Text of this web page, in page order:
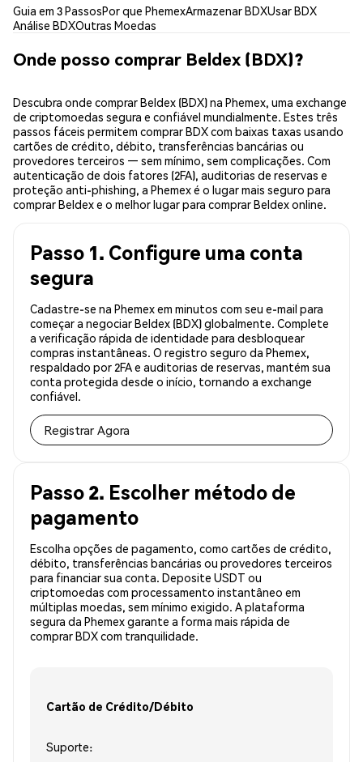
Guia em 3 PassosPor que PhemexArmazenar BDXUsar BDX
Análise BDXOutras Moedas
Onde posso comprar Beldex (BDX)?
Descubra onde comprar Beldex (BDX) na Phemex, uma exchange
de criptomoedas segura e confiável mundialmente. Estes três
passos fáceis permitem comprar BDX com baixas taxas usando
cartões de crédito, débito, transferências bancárias ou
provedores terceiros — sem mínimo, sem complicações. Com
autenticação de dois fatores (2FA), auditorias de reservas e
proteção anti-phishing, a Phemex é o lugar mais seguro para
comprar Beldex e o melhor lugar para comprar Beldex online.
Passo 1. Configure uma conta
segura
Cadastre-se na Phemex em minutos com seu e-mail para
começar a negociar Beldex (BDX) globalmente. Complete
a verificação rápida de identidade para desbloquear
compras instantâneas. O registro seguro da Phemex,
respaldado por 2FA e auditorias de reservas, mantém sua
conta protegida desde o início, tornando a exchange
confiável.
Registrar Agora
Passo 2. Escolher método de
pagamento
Escolha opções de pagamento, como cartões de crédito,
débito, transferências bancárias ou provedores terceiros
para financiar sua conta. Deposite USDT ou
criptomoedas com processamento instantâneo em
múltiplas moedas, sem mínimo exigido. A plataforma
segura da Phemex garante a forma mais rápida de
comprar BDX com tranquilidade.
Cartão de Crédito/Débito
Suporte: